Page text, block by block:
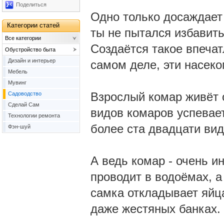
Одно только
ты не пытался
Создаётся такое
самом деле, эти
Взрослый комар живёт
видов комаров
более ста двадцати
А ведь комар - очень
проводит в водоёмах,
самка откладывает
даже жестяных
Поделиться
Категории статей
Все категории
Обустройство быта
Дизайн и интерьер
Мебель
Мувинг
Садоводство
Сделай Сам
Технологии ремонта
Фэн-шуй